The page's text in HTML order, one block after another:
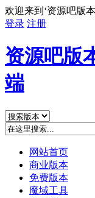
欢迎来到‘资源吧版
登录 注册
资源吧版
端
网站首页
商业版本
免费版本
魔域工具